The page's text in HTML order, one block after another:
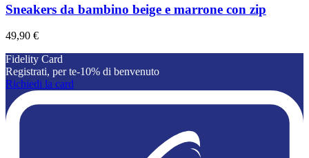
Sneakers da bambino beige e marrone con zip
49,90 €
Fidelity Card
Registrati, per te-10% di benvenuto
Richiedi la card